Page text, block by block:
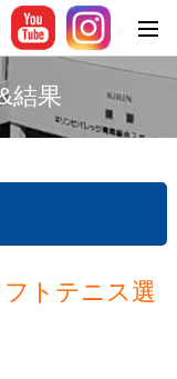
結果
トテニス選